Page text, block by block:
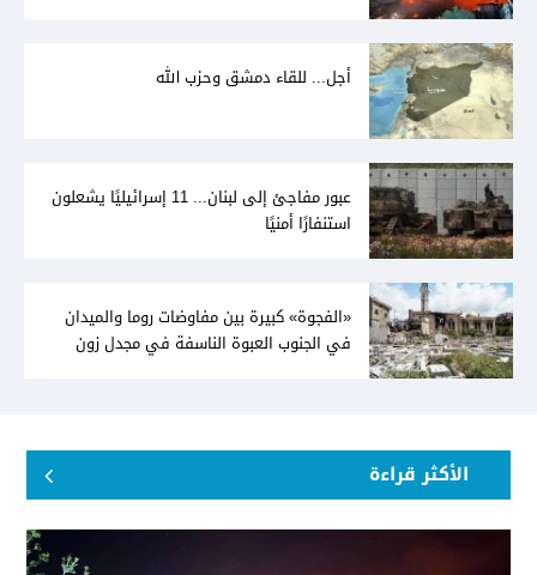
أجل... للقاء دمشق وحزب الله
عبور مفاجئ إلى لبنان... 11 إسرائيليًا يشعلون
استنفارًا أمنيًا
«الفجوة» كبيرة بين مفاوضات روما والميدان
في الجنوب العبوة الناسفة في مجدل زون
الأكثر قراءة